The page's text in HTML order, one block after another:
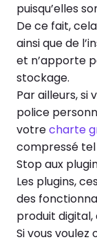
puisqu’elles
De ce fait,
ainsi que de
et n’apporte
stockage.
Par ailleurs, si
police
votrecharte
compressé
Stop aux
Les plugins,
des
produit digital,
Si vous